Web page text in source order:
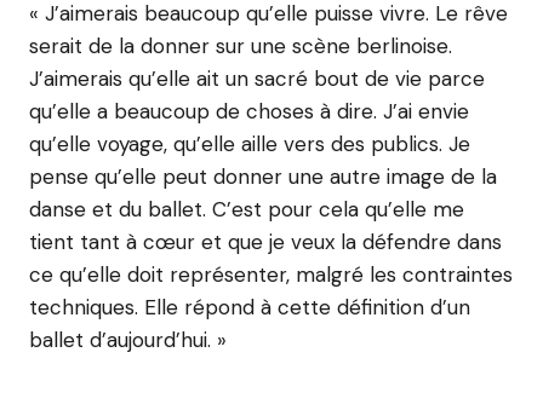
« J’aimerais beaucoup qu’elle puisse vivre. Le rêve
serait de la donner sur une scène berlinoise.
J’aimerais qu’elle ait un sacré bout de vie parce
qu’elle a beaucoup de choses à dire. J’ai envie
qu’elle voyage, qu’elle aille vers des publics. Je
pense qu’elle peut donner une autre image de la
danse et du ballet. C’est pour cela qu’elle me
tient tant à cœur et que je veux la défendre dans
ce qu’elle doit représenter, malgré les contraintes
techniques. Elle répond à cette définition d’un
ballet d’aujourd’hui. »